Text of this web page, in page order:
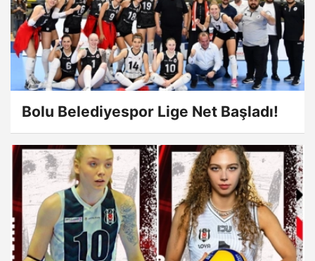
Bolu Belediyespor Lige Net Başladı!